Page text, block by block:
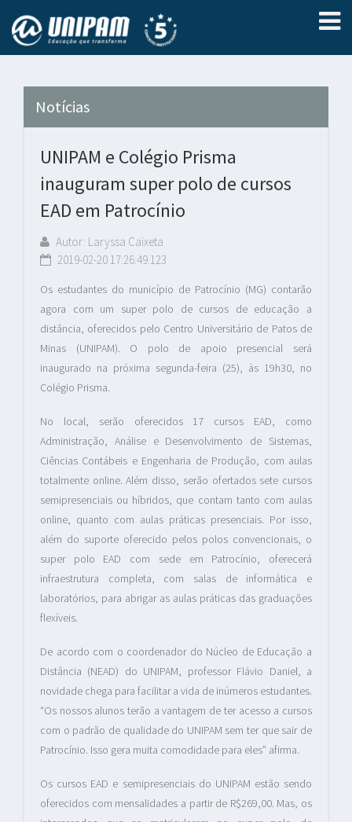
Notícias
UNIPAM e Colégio Prisma
inauguram super polo de cursos
EAD em Patrocínio
Autor: Laryssa Caixeta
2019-02-20 17:26:49.123
Os estudantes do município de Patrocínio (MG) contarão
agora com um super polo de cursos de educação a
distância, oferecidos pelo Centro Universitário de Patos de
Minas (UNIPAM). O polo de apoio presencial será
inaugurado na próxima segunda-feira (25), às 19h30, no
Colégio Prisma.
No local, serão oferecidos 17 cursos EAD, como
Administração, Análise e Desenvolvimento de Sistemas,
Ciências Contábeis e Engenharia de Produção, com aulas
totalmente online. Além disso, serão ofertados sete cursos
semipresenciais ou híbridos, que contam tanto com aulas
online, quanto com aulas práticas presenciais. Por isso,
além do suporte oferecido pelos polos convencionais, o
super polo EAD com sede em Patrocínio, oferecerá
infraestrutura completa, com salas de informática e
laboratórios, para abrigar as aulas práticas das graduações
flexíveis.
De acordo com o coordenador do Núcleo de Educação a
Distância (NEAD) do UNIPAM, professor Flávio Daniel, a
novidade chega para facilitar a vida de inúmeros estudantes.
“Os nossos alunos terão a vantagem de ter acesso a cursos
com o padrão de qualidade do UNIPAM sem ter que sair de
Patrocínio. Isso gera muita comodidade para eles” afirma.
Os cursos EAD e semipresenciais do UNIPAM estão sendo
oferecidos com mensalidades a partir de R$269,00. Mas, os